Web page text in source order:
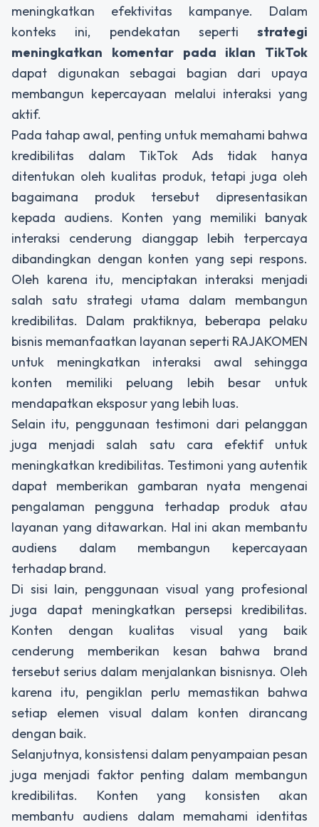
meningkatkan efektivitas kampanye. Dalam
konteks ini, pendekatan seperti strategi
meningkatkan komentar pada iklan TikTok
dapat digunakan sebagai bagian dari upaya
membangun kepercayaan melalui interaksi yang
aktif.
Pada tahap awal, penting untuk memahami bahwa
kredibilitas dalam TikTok Ads tidak hanya
ditentukan oleh kualitas produk, tetapi juga oleh
bagaimana produk tersebut dipresentasikan
kepada audiens. Konten yang memiliki banyak
interaksi cenderung dianggap lebih terpercaya
dibandingkan dengan konten yang sepi respons.
Oleh karena itu, menciptakan interaksi menjadi
salah satu strategi utama dalam membangun
kredibilitas. Dalam praktiknya, beberapa pelaku
bisnis memanfaatkan layanan seperti RAJAKOMEN
untuk meningkatkan interaksi awal sehingga
konten memiliki peluang lebih besar untuk
mendapatkan eksposur yang lebih luas.
Selain itu, penggunaan testimoni dari pelanggan
juga menjadi salah satu cara efektif untuk
meningkatkan kredibilitas. Testimoni yang autentik
dapat memberikan gambaran nyata mengenai
pengalaman pengguna terhadap produk atau
layanan yang ditawarkan. Hal ini akan membantu
audiens dalam membangun kepercayaan
terhadap brand.
Di sisi lain, penggunaan visual yang profesional
juga dapat meningkatkan persepsi kredibilitas.
Konten dengan kualitas visual yang baik
cenderung memberikan kesan bahwa brand
tersebut serius dalam menjalankan bisnisnya. Oleh
karena itu, pengiklan perlu memastikan bahwa
setiap elemen visual dalam konten dirancang
dengan baik.
Selanjutnya, konsistensi dalam penyampaian pesan
juga menjadi faktor penting dalam membangun
kredibilitas. Konten yang konsisten akan
membantu audiens dalam memahami identitas